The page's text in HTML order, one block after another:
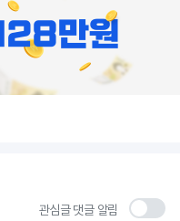
관심글 댓글 알림